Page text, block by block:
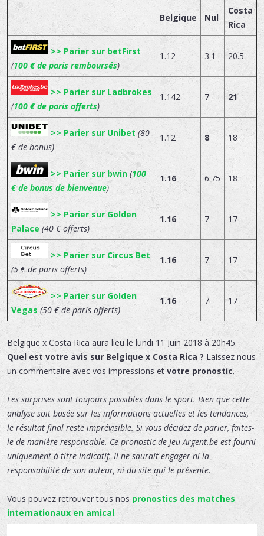
Belgique Nul
Costa
Rica
>> Parier sur betFirst
(100 € de paris remboursés)
1.12 3.1 20.5
>> Parier sur Ladbrokes
(100 € de paris offerts)
1.142 7 21
>> Parier sur Unibet (80
€ de bonus)
1.12 8 18
>> Parier sur bwin (100
€ de bonus de bienvenue)
1.16 6.75 18
>> Parier sur Golden
Palace (40 € offerts)
1.16 7 17
>> Parier sur Circus Bet
(5 € de paris offerts)
1.16 7 17
>> Parier sur Golden
Vegas (50 € de paris offerts)
1.16 7 17
Belgique x Costa Rica aura lieu le lundi 11 Juin 2018 à 20h45.
Quel est votre avis sur Belgique x Costa Rica ? Laissez nous
un commentaire avec vos impressions et votre pronostic.
Les surprises sont toujours possibles dans le sport. Bien que cette
analyse soit basée sur les informations actuelles et les tendances,
le résultat final reste imprévisible. Si vous décidez de parier, faites-
le de manière responsable. Ce pronostic de Jeu-Argent.be est fourni
uniquement à titre indicatif. Il ne saurait engager ni la
responsabilité de son auteur, ni du site qui le présente.
Vous pouvez retrouver tous nos pronostics des matches
internationaux en amical.